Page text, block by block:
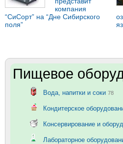
компания
“СиСорт” на “Дне Сибирского
поля”
Пищевое
Вода, напитки и соки 78
Кондитерское
Консервирование и
Лабораторное